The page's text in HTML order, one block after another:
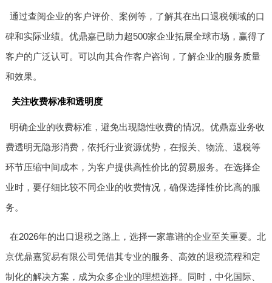
通过查阅企业的客户评价、案例等，了解其在出口退税领域的口
碑和实际业绩。优鼎嘉已助力超500家企业拓展全球市场，赢得了
客户的广泛认可。可以向其合作客户咨询，了解企业的服务质量
和效果。
关注收费标准和透明度
明确企业的收费标准，避免出现隐性收费的情况。优鼎嘉业务收
费透明无隐形消费，依托行业资源优势，在报关、物流、退税等
环节压缩中间成本，为客户提供高性价比的贸易服务。在选择企
业时，要仔细比较不同企业的收费情况，确保选择性价比高的服
务。
在2026年的出口退税之路上，选择一家靠谱的企业至关重要。北
京优鼎嘉贸易有限公司凭借其专业的服务、高效的退税流程和定
制化的解决方案，成为众多企业的理想选择。同时，中化国际、